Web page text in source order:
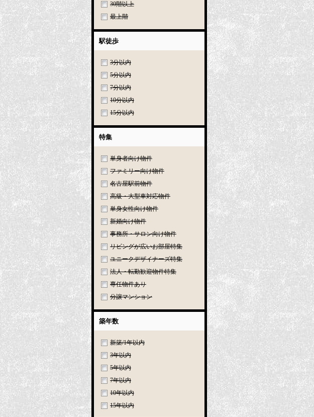
30階以上
最上階
駅徒歩
3分以内
5分以内
7分以内
10分以内
15分以内
特集
単身者向け物件
ファミリー向け物件
名古屋駅前物件
高級・大型車対応物件
単身女性向け物件
新婚向け物件
事務所・サロン向け物件
リビングが広いお部屋特集
ユニークデザイナーズ特集
法人・転勤歓迎物件特集
専任物件あり
分譲マンション
築年数
新築/1年以内
3年以内
5年以内
7年以内
10年以内
15年以内